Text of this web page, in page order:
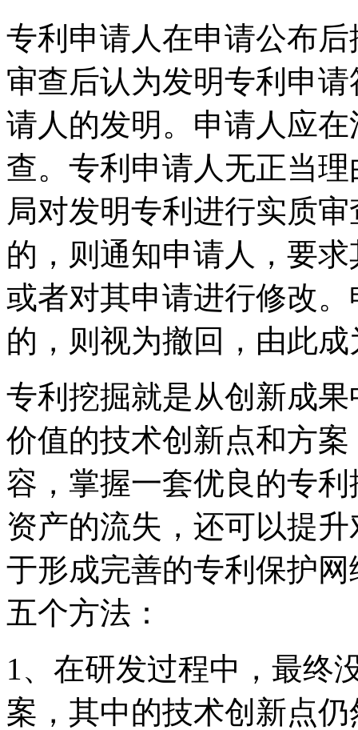
专利申请人在申请公布
审查后认为发明专利申
请人的发明。申请人应
查。专利申请人无正当
局对发明专利进行实质
的，则通知申请人，要
或者对其申请进行修改
的，则视为撤回，由此
专利挖掘就是从创新成
价值的技术创新点和方
容，掌握一套优良的专
资产的流失，还可以提
于形成完善的专利保护
五个方法：
1、在研发过程中，最终
案，其中的技术创新点